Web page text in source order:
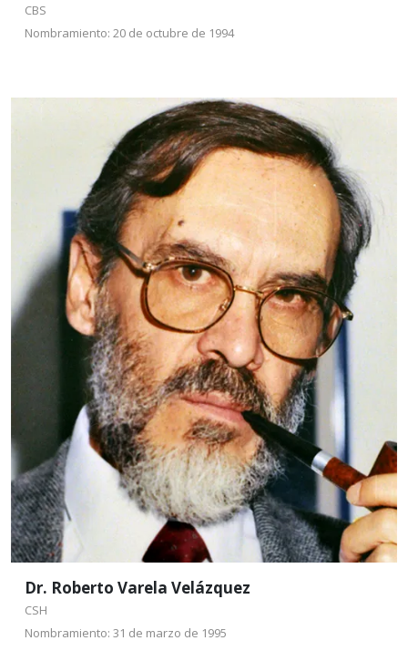
CBS
Nombramiento: 20 de octubre de 1994
Dr. Roberto Varela Velázquez
CSH
Nombramiento: 31 de marzo de 1995
Dr. Roberto Varela
Velázquez
CSH
Nombramiento: 31 de marzo
de 1995
Nació en Guadalajara en 1934 y murió en la Ciudad
de México en 2005. Inició su labor docente en 1972-
1973 en la Escuela de Desarrollo Regional en San
Cristóbal de las Casas.
Leer más